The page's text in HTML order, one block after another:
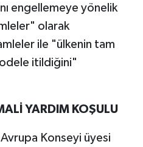
engellemeye yönelik
olarak
ile "ülkenin tam
itildiğini"
YARDIM KOŞULU
Konseyi üyesi